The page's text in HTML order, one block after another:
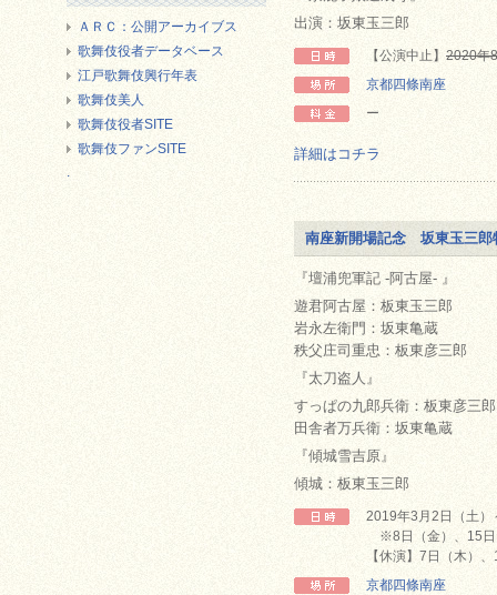
出演：坂東玉三郎
【公演中止】 2020年
京都四條南座
ー
詳細はコチラ
南座新開場記念 坂東玉三郎
『壇浦兜軍記 -阿古屋- 』
遊君阿古屋：板東玉三郎
岩永左衛門：坂東亀蔵
秩父庄司重忠：板東彦三郎
『太刀盗人』
すっぱの九郎兵衛：板東彦三郎
田舎者万兵衛：坂東亀蔵
『傾城雪吉原』
傾城：板東玉三郎
2019年3月2日（土
※8日（金）、15日
【休演】7日（木）
京都四條南座
ＡＲＣ：公開アーカイブス
歌舞伎役者データベース
江戸歌舞伎興行年表
歌舞伎美人
歌舞伎役者SITE
歌舞伎ファンSITE
.